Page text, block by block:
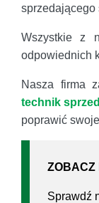
sprzedającego
Wszystkie z
odpowiednich
Nasza firma
technik
poprawić
ZOBACZ
Sprawdź